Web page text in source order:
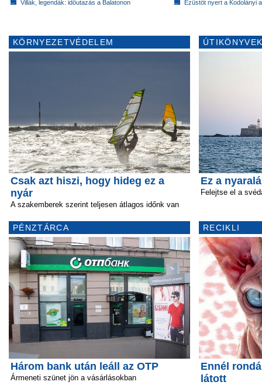
Villák, legendák: időutazás a Balatonon
Ezüstöt nyert a Kodolányi
KÖRNYEZETVÉDELEM
Csak azt hiszi, hogy hideg ez a
nyár
A szakemberek szerint teljesen átlagos időnk van
PÉNZTÁRCA
Három bank után leáll az OTP
Ármeneti szünet jön a vásárlásokban
Ez a
Felejtse el a
RECIKLI
Ennél
látott